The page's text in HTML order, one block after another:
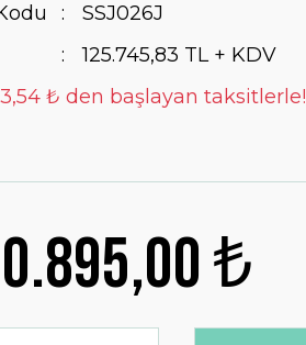
SSJ026J
125.745,83 TL + KDV
₺ den başlayan taksitlerle!
₺